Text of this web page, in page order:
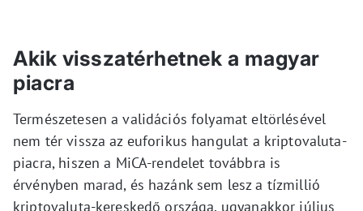
Akik visszatérhetnek a magyar
piacra
Természetesen a validációs folyamat eltörlésével
nem tér vissza az euforikus hangulat a kriptovaluta-
piacra, hiszen a MiCA-rendelet továbbra is
érvényben marad, és hazánk sem lesz a tízmillió
kriptovaluta-kereskedő országa, ugyanakkor július